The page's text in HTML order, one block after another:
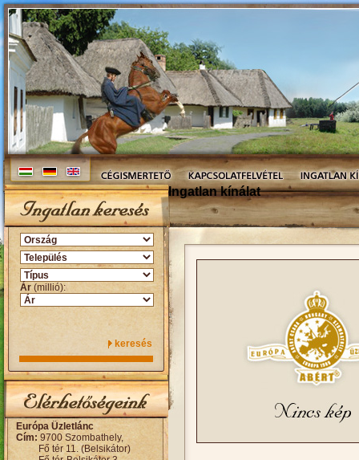
Ár (millió):
keresés
Európa Üzletlánc
Cím: 9700 Szombathely,
Fő tér 11. (Belsikátor)
Ingatlan kínálat